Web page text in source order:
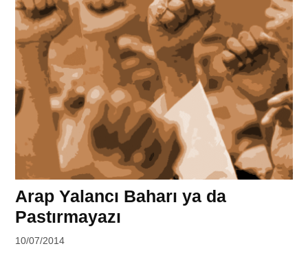
Arap Yalancı Baharı ya da
Pastırmayazı
by
10/07/2014